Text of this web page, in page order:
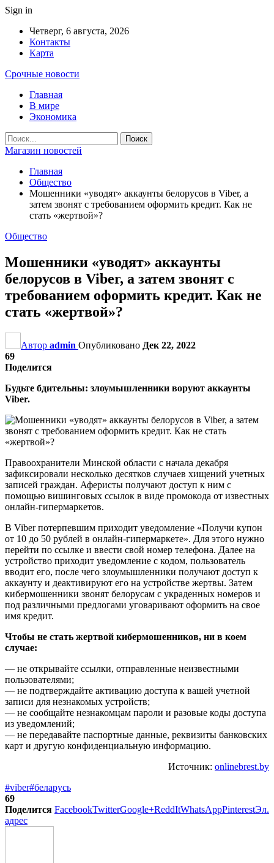
Sign in
Четверг, 6 августа, 2026
Контакты
Карта
Срочные новости
Главная
В мире
Экономика
Магазин новостей
Главная
Общество
Мошенники «уводят» аккаунты белорусов в Viber, а
затем звонят с требованием оформить кредит. Как не
стать «жертвой»?
Общество
Мошенники «уводят» аккаунты
белорусов в Viber, а затем звонят с
требованием оформить кредит. Как не
стать «жертвой»?
Автор admin Опубликовано Дек 22, 2022
69
Поделится
Будьте бдительны: злоумышленники воруют аккаунты
Viber.
Правоохранители Минской области с начала декабря
зафиксировали несколько десятков случаев хищений учетных
записей граждан. Аферисты получают доступ к ним с
помощью вишинговых ссылок в виде промокода от известных
онлайн-гипермаркетов.
В Viber потерпевшим приходит уведомление «Получи купон
от 10 до 50 рублей в онлайн-гипермаркете». Для этого нужно
перейти по ссылке и ввести свой номер телефона. Далее на
устройство приходит уведомление с кодом, пользователь
вводит его, после чего злоумышленники получают доступ к
аккаунту и деактивируют его на устройстве жертвы. Затем
кибермошенники звонят белорусам с украденных номеров и
под различными предлогами уговаривают оформить на свое
имя кредит.
Чтобы не стать жертвой кибермошенников, ни в коем
случае:
— не открывайте ссылки, отправленные неизвестными
пользователями;
— не подтверждайте активацию доступа к вашей учетной
записи для незнакомых устройств;
— не сообщайте незнакомцам пароли и разовые коды доступа
из уведомлений;
— не передавайте паспортные данные, реквизиты банковских
карт и другую конфиденциальную информацию.
Источник: onlinebrest.by
#viber#беларусь
69
Поделится FacebookTwitterGoogle+ReddItWhatsAppPinterestЭл.
адрес